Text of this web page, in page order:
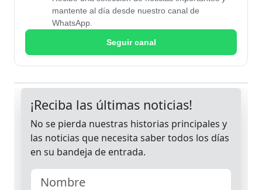
mantente al día desde nuestro canal de
WhatsApp.
Seguir canal